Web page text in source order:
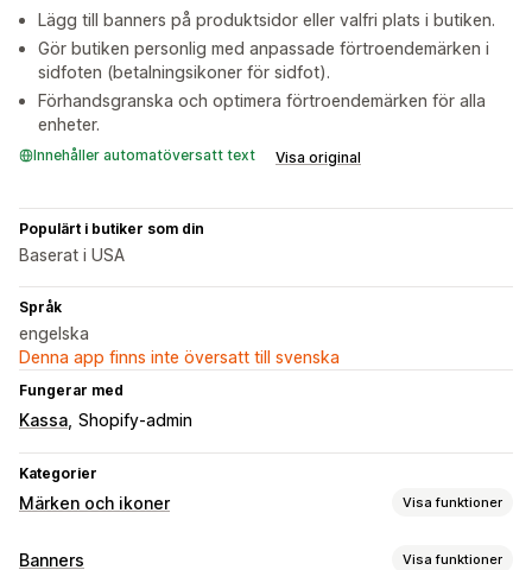
Lägg till banners på produktsidor eller valfri plats i butiken.
Gör butiken personlig med anpassade förtroendemärken i
sidfoten (betalningsikoner för sidfot).
Förhandsgranska och optimera förtroendemärken för alla
enheter.
Innehåller automatöversatt text Visa original
Populärt i butiker som din
Baserat i USA
Språk
engelska
Denna app finns inte översatt till svenska
Fungerar med
Kassa Shopify-admin
Kategorier
Märken och ikoner Visa funktioner
Ikontyp
Banners Visa funktioner